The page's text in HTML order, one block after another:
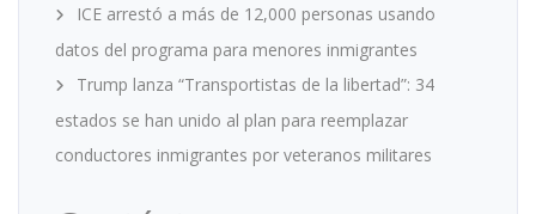
ICE arrestó a más de 12,000 personas usando
datos del programa para menores inmigrantes
Trump lanza “Transportistas de la libertad”: 34
estados se han unido al plan para reemplazar
conductores inmigrantes por veteranos militares